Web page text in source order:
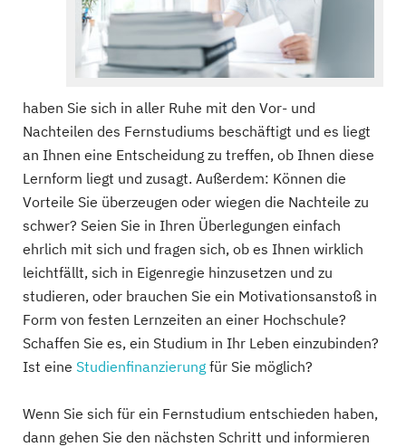
haben Sie sich in aller Ruhe mit den Vor- und
Nachteilen des Fernstudiums beschäftigt und es liegt
an Ihnen eine Entscheidung zu treffen, ob Ihnen diese
Lernform liegt und zusagt. Außerdem: Können die
Vorteile Sie überzeugen oder wiegen die Nachteile zu
schwer? Seien Sie in Ihren Überlegungen einfach
ehrlich mit sich und fragen sich, ob es Ihnen wirklich
leichtfällt, sich in Eigenregie hinzusetzen und zu
studieren, oder brauchen Sie ein Motivationsanstoß in
Form von festen Lernzeiten an einer Hochschule?
Schaffen Sie es, ein Studium in Ihr Leben einzubinden?
Ist eine Studienfinanzierung für Sie möglich?
Wenn Sie sich für ein Fernstudium entschieden haben,
dann gehen Sie den nächsten Schritt und informieren